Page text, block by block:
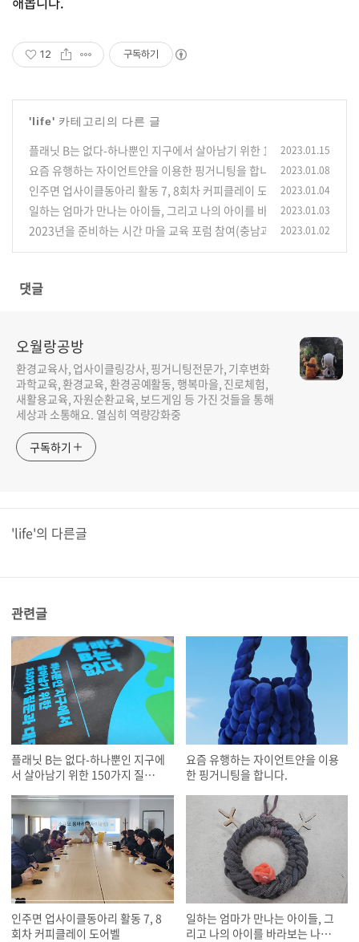
12 구독하기
'life' 카테고리의 다른 글
플래닛 B는 없다-하나뿐인 지구에서 살아남기 위한 150가지 질문과 대답
2023.01.15
요즘 유행하는 자이언트얀을 이용한 핑거니팅을 합니다. (6)
2023.01.08
인주면 업사이클동아리 활동 7, 8회차 커피클레이 도어벨 (3)
2023.01.04
일하는 엄마가 만나는 아이들, 그리고 나의 아이를 바라보는 나의 모습(
2023.01.03
2023년을 준비하는 시간 마을 교육 포럼 참여(충남과학관) (3)
2023.01.02
댓글
오월랑공방
환경교육사, 업사이클링강사, 핑거니팅전문가, 기후변화
과학교육, 환경교육, 환경공예활동, 행복마을, 진로체험,
새활용교육, 자원순환교육, 보드게임 등 가진 것들을 통해
세상과 소통해요. 열심히 역량강화중
구독하기
'life'의 다른글
관련글
플래닛 B는 없다-하나뿐인 지구에
서 살아남기 위한 150가지 질문과
요즘 유행하는 자이언트얀을 이용
한 핑거니팅을 합니다.
인주면 업사이클동아리 활동 7, 8
회차 커피클레이 도어벨
일하는 엄마가 만나는 아이들, 그
리고 나의 아이를 바라보는 나의